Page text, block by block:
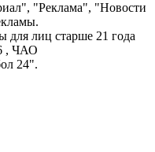
"Реклама", "Новости
для лиц старше 21 года
, ЧАО
24".